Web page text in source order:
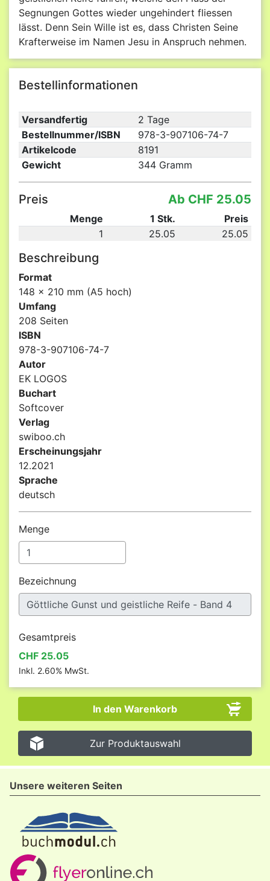
Segnungen Gottes wieder ungehindert fliessen
lässt. Denn Sein Wille ist es, dass Christen Seine
Krafterweise im Namen Jesu in Anspruch nehmen.
Bestellinformationen
Versandfertig
2 Tage
Bestellnummer/ISBN
978-3-907106-74-7
Artikelcode
8191
Gewicht
344 Gramm
Preis Ab CHF 25.05
Menge 1 Stk.
Preis
1
25.05 25.05
Beschreibung
Format
148 x 210 mm (A5 hoch)
Umfang
208 Seiten
ISBN
978-3-907106-74-7
Autor
EK LOGOS
Buchart
Softcover
Verlag
swiboo.ch
Erscheinungsjahr
12.2021
Sprache
deutsch
Menge
Bezeichnung
Gesamtpreis
CHF 25.05
Inkl. 2.60% MwSt.
Zur Produktauswahl
Unsere weiteren Seiten